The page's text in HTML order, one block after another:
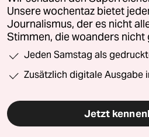
Unsere wochentaz bietet
Journalismus, der es nicht
Stimmen, die woanders nicht
Jeden Samstag als
Zusätzlich digitale Ausgabe
Jetzt